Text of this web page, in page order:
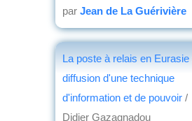
par Jean de La Guérivière
La poste à relais en Eurasie
diffusion d'une technique
d'information et de pouvoir /
Didier Gazagnadou